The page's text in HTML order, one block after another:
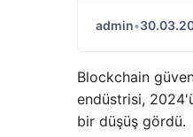
admin•
Blockchain
endüstrisi,
bir düşüş gördü.